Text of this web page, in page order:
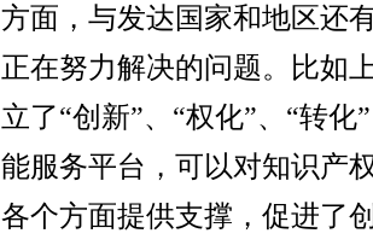
方面，与发达国家和地区还
正在努力解决的问题。比如
立了“创新”、“权化”、“转化
能服务平台，可以对知识产
各个方面提供支撑，促进了